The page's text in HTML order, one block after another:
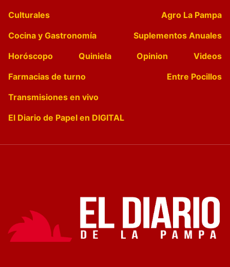
Culturales
Agro La Pampa
Cocina y Gastronomía
Suplementos Anuales
Horóscopo
Quiniela Opinion
Videos
Farmacias de turno
Entre Pocillos
Transmisiones en vivo
El Diario de Papel en DIGITAL